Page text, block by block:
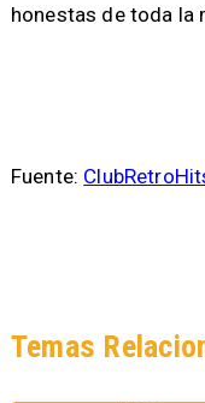
honestas de toda la
Fuente:
Temas